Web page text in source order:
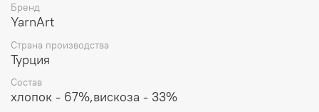
Бренд
YarnArt
Страна производства
Турция
Состав
хлопок - 67%,вискоза - 33%